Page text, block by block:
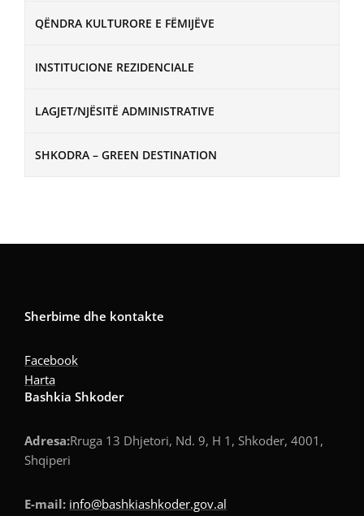
QËNDRA KULTURORE E FËMIJËVE
INSTITUCIONE REZIDENCIALE
LAGJET/NJËSITË ADMINISTRATIVE
SHKODRA – GREEN DESTINATION
Sherbime dhe kontakte
Facebook
Harta
Bashkia Shkoder
Adresa:Rruga 13 Dhjetori, Nd. 9, H 1, Shkoder, 4001,
Shqiperi
E-mail: info@bashkiashkoder.gov.al